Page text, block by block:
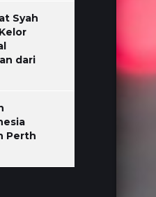
Syah
dari
Perth